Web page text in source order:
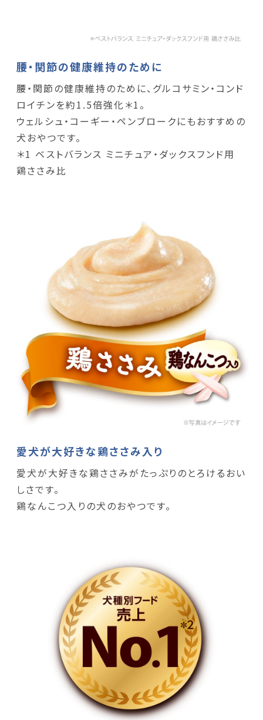
腰・関節の健康維持のために
腰・関節の健康維持のために、グルコサミン・コンド
ロイチンを約1.5倍強化＊1。
ウェルシュ・コーギー・ペンブロークにもおすすめの
犬おやつです。
＊1 ベストバランス ミニチュア・ダックスフンド用
鶏ささみ比
愛犬が大好きな鶏ささみ入り
愛犬が大好きな鶏ささみがたっぷりのとろけるおい
しさです。
鶏なんこつ入りの犬のおやつです。